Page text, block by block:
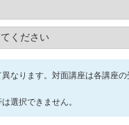
なります。対面講座は各講座の
選択できません。